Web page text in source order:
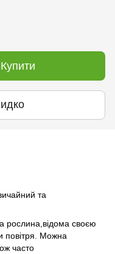
Купити
та
рослина,відома своєю
повітря. Можна
часто